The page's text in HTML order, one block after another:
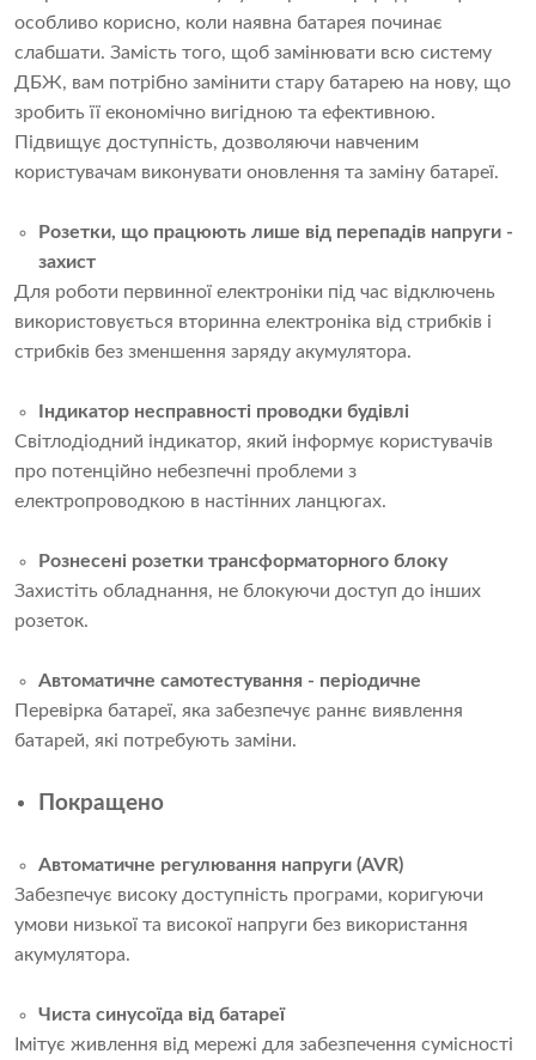
особливо корисно, коли наявна батарея починає
слабшати. Замість того, щоб замінювати всю систему
ДБЖ, вам потрібно замінити стару батарею на нову, що
зробить її економічно вигідною та ефективною.
Підвищує доступність, дозволяючи навченим
користувачам виконувати оновлення та заміну батареї.
Розетки, що працюють лише від перепадів напруги -
захист
Для роботи первинної електроніки під час відключень
використовується вторинна електроніка від стрибків і
стрибків без зменшення заряду акумулятора.
Індикатор несправності проводки будівлі
Світлодіодний індикатор, який інформує користувачів
про потенційно небезпечні проблеми з
електропроводкою в настінних ланцюгах.
Рознесені розетки трансформаторного блоку
Захистіть обладнання, не блокуючи доступ до інших
розеток.
Автоматичне самотестування - періодичне
Перевірка батареї, яка забезпечує раннє виявлення
батарей, які потребують заміни.
Покращено
Автоматичне регулювання напруги (AVR)
Забезпечує високу доступність програми, коригуючи
умови низької та високої напруги без використання
акумулятора.
Чиста синусоїда від батареї
Імітує живлення від мережі для забезпечення сумісності